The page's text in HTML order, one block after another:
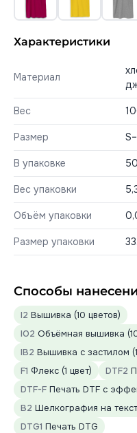
Характеристики
Материал
Вес
Размер
В упаковке
Вес упаковки
Объём упаковки
Размер упаковки
Способы
I2 Вышивка (10 цветов)
IO2 Объёмная вышивка
IB2 Вышивка с застилом
F1 Флекс (1 цвет) DTF2
DTF-F Печать DTF с
B2 Шелкография на
DTG1 Печать DTG